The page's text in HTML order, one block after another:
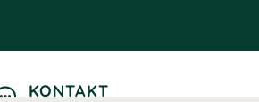
KONTAKT